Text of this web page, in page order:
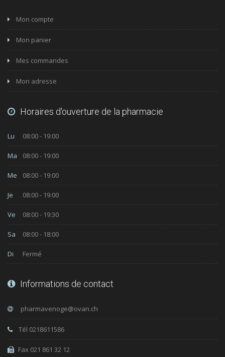
Mon compte
Mon panier
Mes commandes
Mon adresse
Horaires d'ouverture de la pharmacie
Lu 08:00 - 19:00
Ma 08:00 - 19:00
Me 08:00 - 19:00
Je 08:00 - 19:00
Ve 08:00 - 19:30
Sa 08:00 - 18:00
Di Fermé
Informations de contact
Tél 0218611586
Fax 021 861 32 12